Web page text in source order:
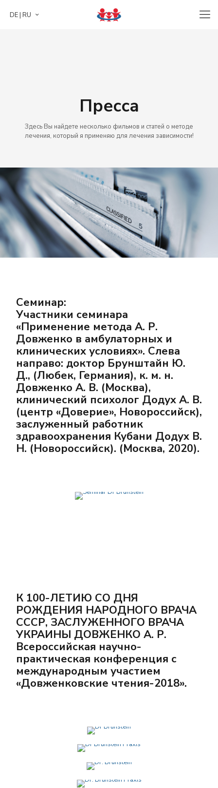
DE | RU
Пресса
Здесь Вы найдете несколько фильмов и статей о методе
лечения, который я применяю для лечения зависимости!
Семинар:
Участники семинара
«Применение метода А. Р.
Довженко в амбулаторных и
клинических условиях». Слева
направо: доктор Брунштайн Ю.
Д., (Любек, Германия), к. м. н.
Довженко А. В. (Москва),
клинический психолог Додух А. В.
(центр «Доверие», Новороссийск),
заслуженный работник
здравоохранения Кубани Додух В.
Н. (Новороссийск). (Москва, 2020).
К 100-ЛЕТИЮ СО ДНЯ
РОЖДЕНИЯ НАРОДНОГО ВРАЧА
СССР, ЗАСЛУЖЕННОГО ВРАЧА
УКРАИНЫ ДОВЖЕНКО А. Р.
Всероссийская научно-
практическая конференция с
международным участием
«Довженковские чтения-2018».